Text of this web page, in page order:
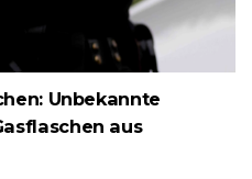
Unbekannte
aus